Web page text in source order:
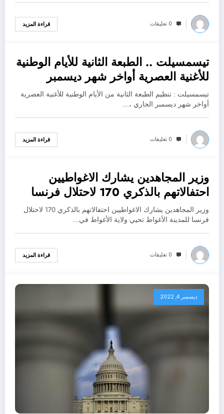
0 تعليقات قراءة المزيد
ديسمبر 4, 2022
تيسمسيلت .. الطبعة الثانية للأيام الوطنية
للأغنية العصرية أواخر شهر ديسمبر
الجاري ..التفاصيل.
تيسمسيلت : تنظيم الطبعة الثانية من الأيام الوطنية للأغنية العصرية
أواخر شهر ديسمبر الجاري ،…
0 تعليقات قراءة المزيد
ديسمبر 4, 2022
وزير المجاهدين يشارك الاغواطيين
احتفالاتهم بالذكري 170 لاحتلال فرنسا
للمدينة الأغواط
وزير المجاهدين يشارك الاغواطيين احتفالاتهم بالذكري 170 لاحتلال
فرنسا للمدينة الأغواط تحيي ولاية الأغواط في…
0 تعليقات قراءة المزيد
ديسمبر 4, 2022